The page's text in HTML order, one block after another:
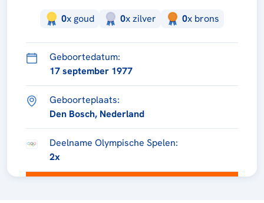
0x goud 0xzilver 0x brons
Geboortedatum:
17 september 1977
Geboorteplaats:
Den Bosch, Nederland
Deelname Olympische Spelen:
2x